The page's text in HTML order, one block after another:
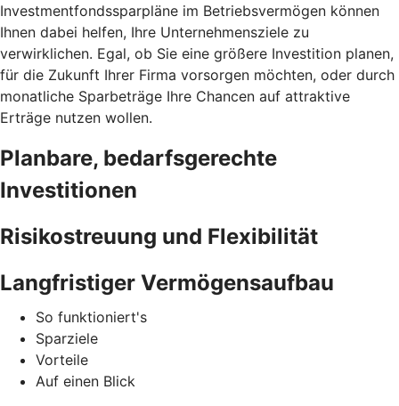
Investmentfondssparpläne im Betriebsvermögen können
Ihnen dabei helfen, Ihre Unternehmensziele zu
verwirklichen. Egal, ob Sie eine größere Investition planen,
für die Zukunft Ihrer Firma vorsorgen möchten, oder durch
monatliche Sparbeträge Ihre Chancen auf attraktive
Erträge nutzen wollen.
Planbare, bedarfsgerechte
Investitionen
Risikostreuung und Flexibilität
Langfristiger Vermögensaufbau
So funktioniert's
Sparziele
Vorteile
Auf einen Blick